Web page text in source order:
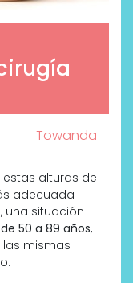
Towanda
alturas de
adecuada
, una situación
50 a 89 años,
las mismas